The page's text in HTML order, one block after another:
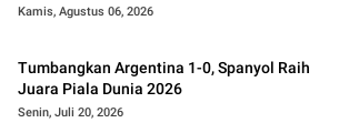
Kamis, Agustus 06, 2026
Tumbangkan Argentina 1-0, Spanyol Raih
Juara Piala Dunia 2026
Senin, Juli 20, 2026